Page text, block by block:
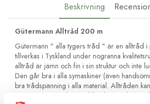
Beskrivning
Gütermann Alltråd 200 m
Gütermann " alla tygers tråd " är en alltråd i
tillverkas i Tyskland under nogranna
alltråd är jämn och fin i sin struktur och inte
Den går bra i alla symaskiner (även
bra trådspänning i alla material. Alltråden
tyger. Den är stark och åldersbeständig